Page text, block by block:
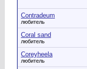
Contradeum
любитель
Coral sand
любитель
Coreyheela
любитель